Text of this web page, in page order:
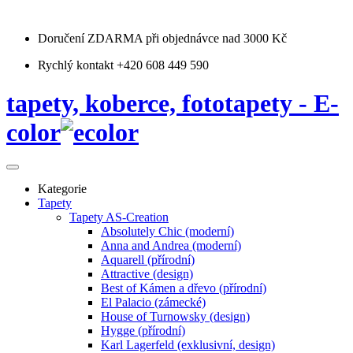
Doručení ZDARMA při objednávce nad 3000 Kč
Rychlý kontakt +420 608 449 590
tapety, koberce, fototapety - E-
color
Kategorie
Tapety
Tapety AS-Creation
Absolutely Chic (moderní)
Anna and Andrea (moderní)
Aquarell (přírodní)
Attractive (design)
Best of Kámen a dřevo (přírodní)
El Palacio (zámecké)
House of Turnowsky (design)
Hygge (přírodní)
Karl Lagerfeld (exklusivní, design)